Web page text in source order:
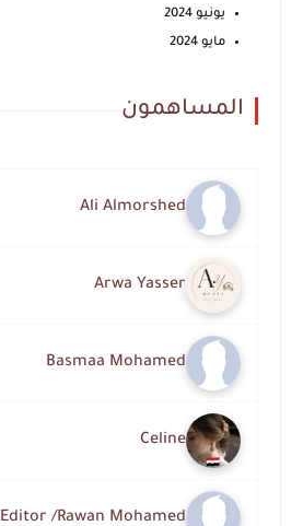
يونيو 2024
مايو 2024
المساهمون
Ali Almorshed
Arwa Yasser
Basmaa Mohamed
Celine
Editor /Rawan Mohamed